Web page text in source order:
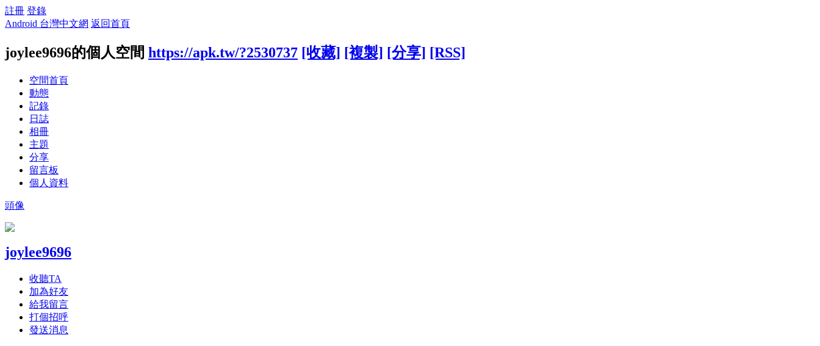
註冊 登錄
Android 台灣中文網 返回首頁
joylee9696的個人空間 https://apk.tw/?2530737 [收藏] [複製] [分享] [RSS]
空間首頁
動態
記錄
日誌
相冊
主題
分享
留言板
個人資料
頭像
joylee9696
收聽TA
加為好友
給我留言
打個招呼
發送消息